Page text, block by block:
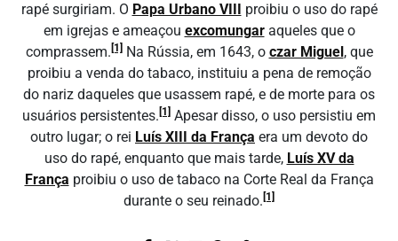
rapé surgiriam. O Papa Urbano VIII
proibiu o uso do rapé
em igrejas e ameaçou excomungaraqueles que o
comprassem. [1]Na Rússia, em 1643, o czar Miguel , que
proibiu a venda do tabaco, instituiu a pena de remoção
do nariz daqueles que usassem rapé, e de morte para os
usuários persistentes. [1] Apesar disso, o uso persistiu em
outro lugar; o rei Luís XIII da França era um devoto do
uso do rapé, enquanto que mais tarde, Luís XV da
França proibiu o uso de tabaco na Corte Real da França
durante o seu reinado. [1]